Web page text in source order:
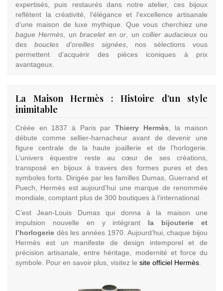
expertisés, puis restaurés dans notre atelier, ces bijoux
reflètent la créativité, l’élégance et l’excellence artisanale
d’une maison de luxe mythique. Que vous cherchiez une
bague Hermès, unbracelet en or, uncollier audacieuxou
des boucles d’oreilles signées, nos sélections vous
permettent d’acquérir des pièces iconiques à prix
avantageux.
La Maison Hermès : Histoire d’un style
inimitable
Créée en 1837 à Paris par Thierry Hermès, la maison
débute comme sellier-harnacheur avant de devenir une
figure centrale de la haute joaillerie et de l’horlogerie.
L’univers équestre reste au cœur de ses créations,
transposé en bijoux à travers des formes pures et des
symboles forts. Dirigée par les familles Dumas, Guerrand et
Puech, Hermès est aujourd’hui une marque de renommée
mondiale, comptant plus de 300 boutiques à l’international.
C’est Jean-Louis Dumas qui donna à la maison une
impulsion nouvelle en y intégrant la bijouterie et
l’horlogerie dès les années 1970. Aujourd’hui, chaque bijou
Hermès est un manifeste de design intemporel et de
précision artisanale, entre héritage, modernité et force du
symbole. Pour en savoir plus, visitez le site officiel Hermès.